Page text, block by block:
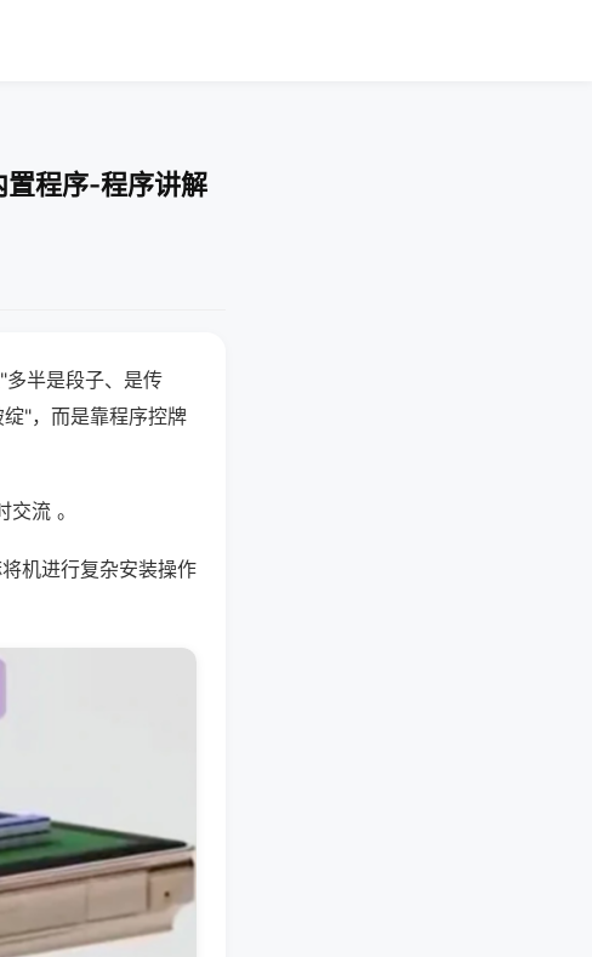
置程序-程序讲解
半是段子、是传
"，而是靠程序控牌
流 。
机进行复杂安装操作